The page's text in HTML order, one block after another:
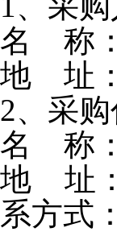
名
称
地
址
2、采
名
称
地
址
系方式